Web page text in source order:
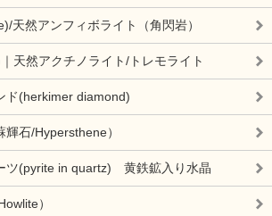
天然アンフィボライト（角閃岩）
天然アクチノライト/トレモライト
ド(herkimer diamond)
石/Hypersthene）
ツ(pyrite in quartz) 黄鉄鉱入り水晶
）